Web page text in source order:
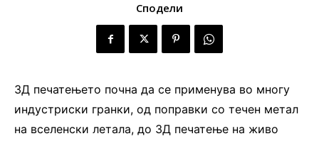
Сподели
3Д печатењето почна да се применува во многу
индустриски гранки, од поправки со течен метал
на вселенски летала, до 3Д печатење на живо